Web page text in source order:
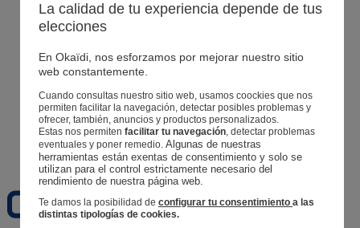
Botigues
La teva informació
Segueix una comanda
Cistella
Favorits
La calidad de tu experiencia depende de tus
elecciones
En Okaïdi, nos esforzamos por mejorar nuestro sitio
web constantemente.
Cuando consultas nuestro sitio web, usamos coockies que nos
permiten facilitar la navegación, detectar posibles problemas y
ofrecer, también, anuncios y productos personalizados.
Estas nos permitenfacilitar tu navegación, detectar problemas
eventuales y poner remedio.Algunas de nuestras
herramientas están exentas de consentimiento y solo se
utilizan para el control estrictamente necesario del
rendimiento de nuestra página web.
Te damos la posibilidad deconfigurar tu consentimientoa las
distintas tipologías de cookies.